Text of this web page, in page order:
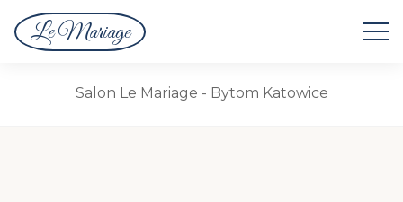
Le MariageSuknie Ślubne
Salon Le Mariage - Bytom Katowice